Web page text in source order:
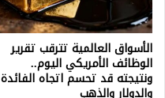
الأسواق العالمية تترقب تقرير
الوظائف الأمريكي اليوم..
ونتيجته قد تحسم اتجاه الفائدة
والدولار والذهب